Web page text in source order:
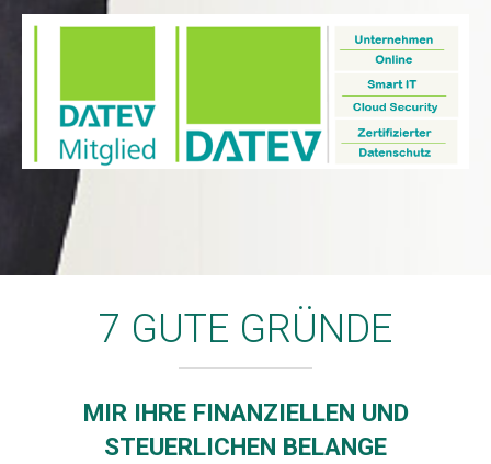
7 GUTE GRÜNDE
MIR IHRE FINANZIELLEN UND
STEUERLICHEN BELANGE